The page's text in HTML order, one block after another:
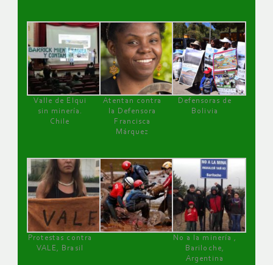
Valle de Elqui
sin minería.
Chile
Atentan contra
la Defensora
Francisca
Márquez
Defensoras de
Bolivia
Protestas contra
VALE, Brasil
No a la minería ,
Bariloche,
Argentina